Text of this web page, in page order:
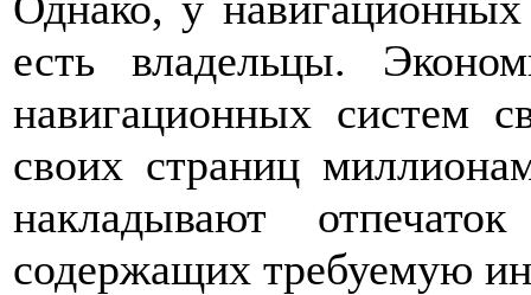
есть владельцы.
навигационных систем
своих страниц
накладывают
содержащих требуемую